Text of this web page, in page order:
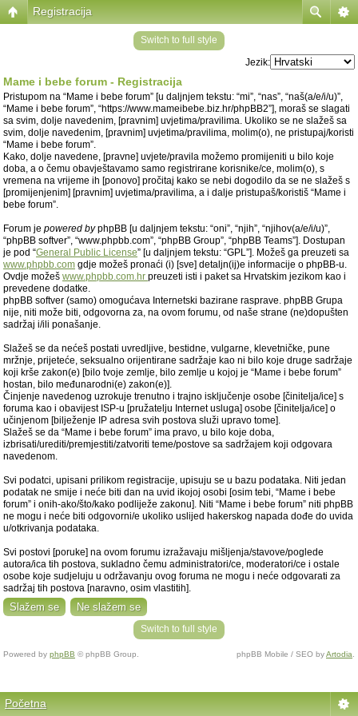
Registracija
Switch to full style
Jezik:
Mame i bebe forum - Registracija
Pristupom na “Mame i bebe forum” [u daljnjem tekstu: “mi”, “nas”, “naš(a/e/i/u)”,
“Mame i bebe forum”, “https://www.mameibebe.biz.hr/phpBB2”], moraš se slagati
sa svim, dolje navedenim, [pravnim] uvjetima/pravilima. Ukoliko se ne slažeš sa
svim, dolje navedenim, [pravnim] uvjetima/pravilima, molim(o), ne pristupaj/koristi
“Mame i bebe forum”.
Kako, dolje navedene, [pravne] uvjete/pravila možemo promijeniti u bilo koje
doba, a o čemu obavještavamo samo registrirane korisnike/ce, molim(o), s
vremena na vrijeme ih [ponovo] pročitaj kako se nebi dogodilo da se ne slažeš s
[promijenjenim] [pravnim] uvjetima/pravilima, a i dalje pristupaš/koristiš “Mame i
bebe forum”.
Forum je powered byphpBB [u daljnjem tekstu: “oni”, “njih”, “njihov(a/e/i/u)”,
“phpBB softver”, “www.phpbb.com”, “phpBB Group”, “phpBB Teams”]. Dostupan
je pod “General Public License” [u daljnjem tekstu: “GPL”]. Možeš ga preuzeti sa
www.phpbb.com gdje možeš pronaći (i) [sve] detaljn(ij)e informacije o phpBB-u.
Ovdje možeš www.phpbb.com.hr preuzeti isti i paket sa Hrvatskim jezikom kao i
prevedene dodatke.
phpBB softver (samo) omogućava Internetski bazirane rasprave. phpBB Grupa
nije, niti može biti, odgovorna za, na ovom forumu, od naše strane (ne)dopušten
sadržaj i/ili ponašanje.
Slažeš se da nećeš postati uvredljive, bestidne, vulgarne, klevetničke, pune
mržnje, prijeteće, seksualno orijentirane sadržaje kao ni bilo koje druge sadržaje
koji krše zakon(e) [bilo tvoje zemlje, bilo zemlje u kojoj je “Mame i bebe forum”
hostan, bilo međunarodni(e) zakon(e)].
Činjenje navedenog uzrokuje trenutno i trajno isključenje osobe [činitelja/ice] s
foruma kao i obavijest ISP-u [pružatelju Internet usluga] osobe [činitelja/ice] o
učinjenom [bilježenje IP adresa svih postova služi upravo tome].
Slažeš se da “Mame i bebe forum” ima pravo, u bilo koje doba,
izbrisati/urediti/premjestiti/zatvoriti teme/postove sa sadržajem koji odgovara
navedenom.
Svi podatci, upisani prilikom registracije, upisuju se u bazu podataka. Niti jedan
podatak ne smije i neće biti dan na uvid ikojoj osobi [osim tebi, “Mame i bebe
forum” i onih-ako/što/kako podliježe zakonu]. Niti “Mame i bebe forum” niti phpBB
ne mogu i neće biti odgovorni/e ukoliko uslijed hakerskog napada dođe do uvida
u/otkrivanja podataka.
Svi postovi [poruke] na ovom forumu izražavaju mišljenja/stavove/poglede
autora/ica tih postova, sukladno čemu administratori/ce, moderatori/ce i ostale
osobe koje sudjeluju u održavanju ovog foruma ne mogu i neće odgovarati za
sadržaj tih postova [naravno, osim vlastitih].
Switch to full style
Powered by phpBB © phpBB Group. phpBB Mobile / SEO byArtodia
Početna